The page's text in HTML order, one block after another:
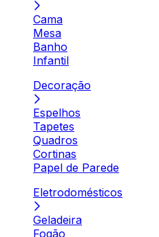
Cama
Mesa
Banho
Infantil
Decoração
Espelhos
Tapetes
Quadros
Cortinas
Papel de Parede
Eletrodomésticos
Geladeira
Fogão